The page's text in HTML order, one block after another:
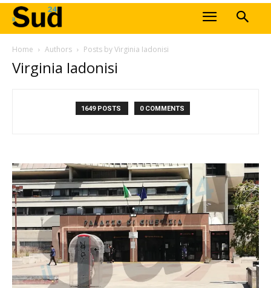
Home Authors Posts by Virginia Iadonisi
Virginia Iadonisi
1649 POSTS 0 COMMENTS